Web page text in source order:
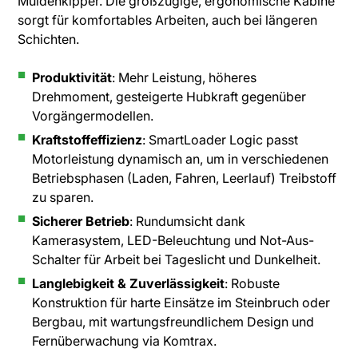
sorgt für komfortables Arbeiten, auch bei längeren
Schichten.
Produktivität: Mehr Leistung, höheres
Drehmoment, gesteigerte Hubkraft gegenüber
Vorgängermodellen.
Kraftstoffeffizienz: SmartLoader Logic passt
Motorleistung dynamisch an, um in verschiedenen
Betriebsphasen (Laden, Fahren, Leerlauf) Treibstoff
zu sparen.
Sicherer Betrieb: Rundumsicht dank
Kamerasystem, LED-Beleuchtung und Not-Aus-
Schalter für Arbeit bei Tageslicht und Dunkelheit.
Langlebigkeit & Zuverlässigkeit: Robuste
Konstruktion für harte Einsätze im Steinbruch oder
Bergbau, mit wartungsfreundlichem Design und
Fernüberwachung via Komtrax.